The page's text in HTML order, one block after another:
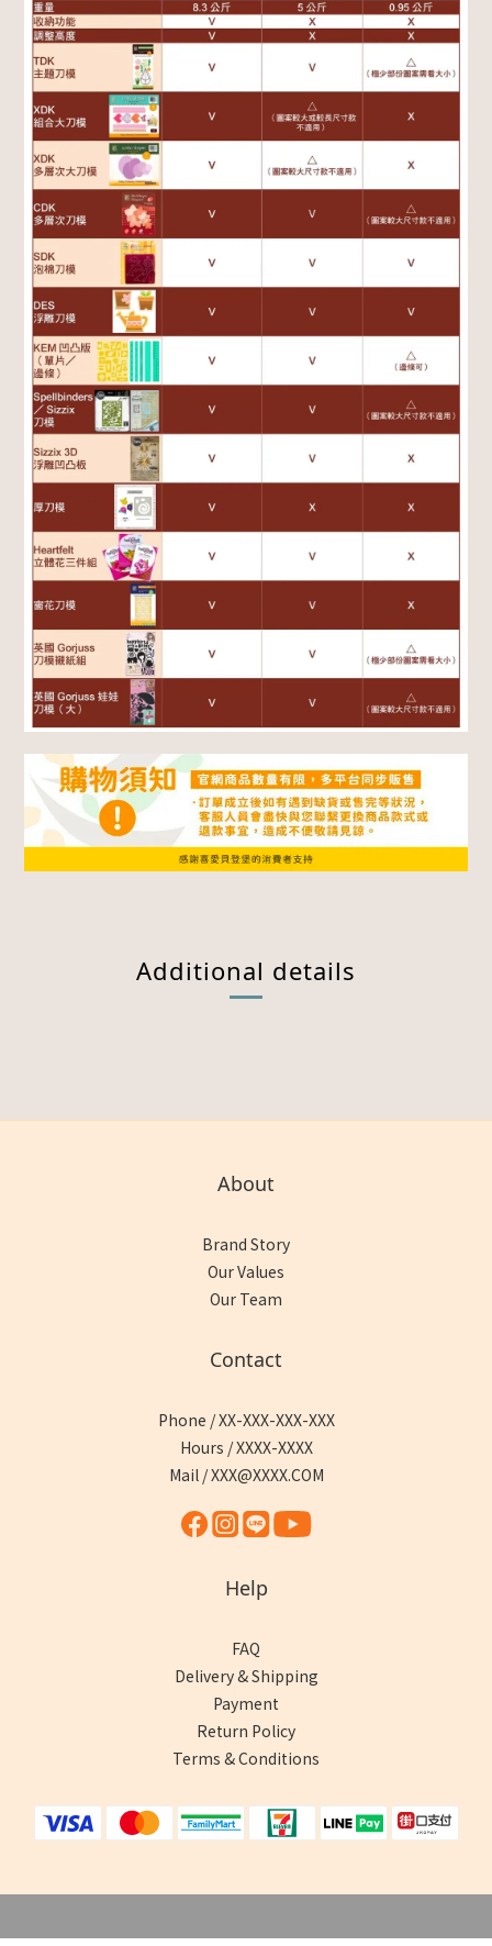
Additional details
About
Brand Story
Our Values
Our Team
Contact
Phone / XX-XXX-XXX-XXX
Hours / XXXX-XXXX
Mail / XXX@XXXX.COM
Help
FAQ
Delivery & Shipping
Payment
Return Policy
Terms & Conditions